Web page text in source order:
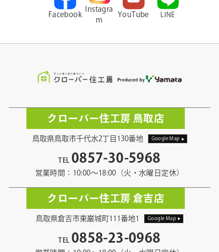
Facebook
Instagra
m
YouTube LINE
クローバー住工房 鳥取店
鳥取県鳥取市千代水2丁目130番地 Google Map
TEL 0857-30-5968
営業時間：10:00〜18:00（火・水曜日定休）
クローバー住工房 倉吉店
鳥取県倉吉市東巌城町111番地1 Google Map
TEL 0858-23-0968